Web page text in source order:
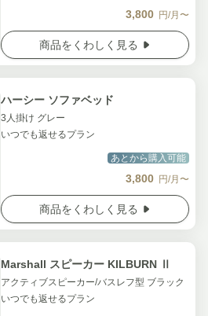
3,800 円/月〜
商品をくわしく見る
ハーシー ソファベッド
3人掛け グレー
いつでも返せるプラン
あとから購入可能
3,800 円/月〜
商品をくわしく見る
Marshall スピーカー KILBURN Ⅱ
アクティブスピーカー/バスレフ型 ブラック
いつでも返せるプラン